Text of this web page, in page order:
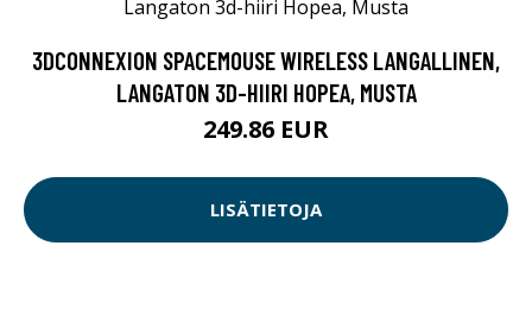
3DCONNEXION SPACEMOUSE WIRELESS LANGALLINEN,
LANGATON 3D-HIIRI HOPEA, MUSTA
249.86 EUR
LISÄTIETOJA